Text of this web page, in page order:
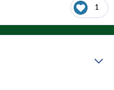
1